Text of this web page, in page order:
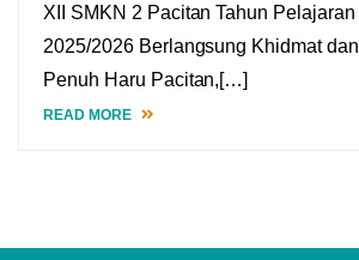
XII SMKN 2 Pacitan Tahun Pelajaran
2025/2026 Berlangsung Khidmat dan
Penuh Haru Pacitan,[…]
READ MORE